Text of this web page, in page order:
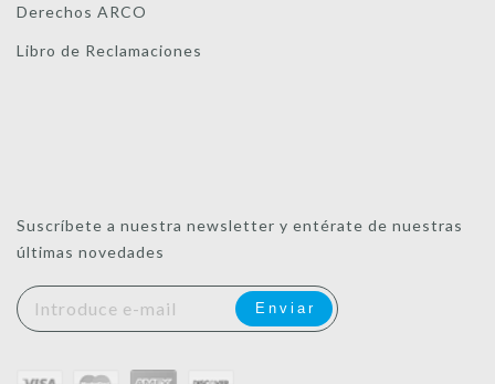
Derechos ARCO
Libro de Reclamaciones
Suscríbete a nuestra newsletter y entérate de nuestras
últimas novedades